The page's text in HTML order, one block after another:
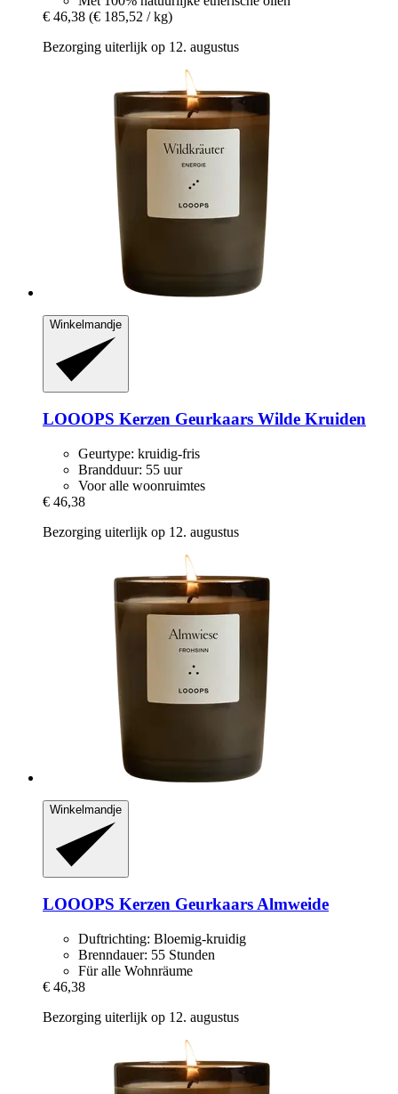
€ 46,38 (€ 185,52 / kg)
Bezorging uiterlijk op 12. augustus
Winkelmandje
LOOOPS Kerzen Geurkaars Wilde Kruiden
Geurtype: kruidig-fris
Brandduur: 55 uur
Voor alle woonruimtes
€ 46,38
Bezorging uiterlijk op 12. augustus
Winkelmandje
LOOOPS Kerzen Geurkaars Almweide
Duftrichting: Bloemig-kruidig
Brenndauer: 55 Stunden
Für alle Wohnräume
€ 46,38
Bezorging uiterlijk op 12. augustus